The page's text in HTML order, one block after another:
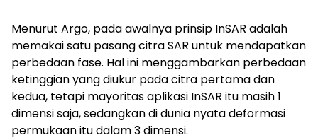
Menurut Argo, pada awalnya prinsip InSAR adalah
memakai satu pasang citra SAR untuk mendapatkan
perbedaan fase. Hal ini menggambarkan perbedaan
ketinggian yang diukur pada citra pertama dan
kedua, tetapi mayoritas aplikasi InSAR itu masih 1
dimensi saja, sedangkan di dunia nyata deformasi
permukaan itu dalam 3 dimensi.